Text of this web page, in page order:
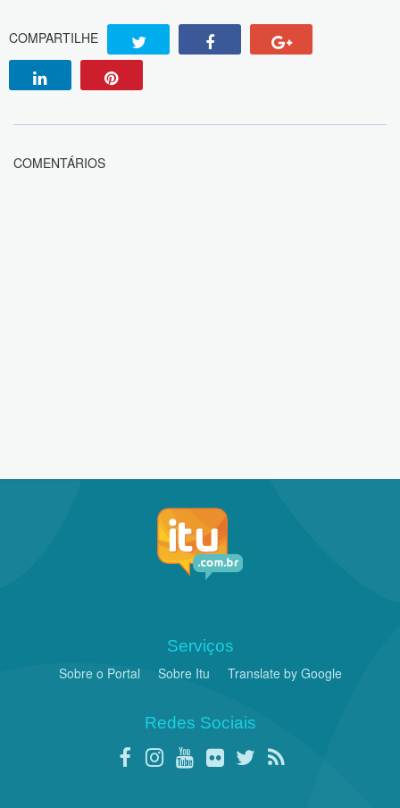
COMPARTILHE
COMENTÁRIOS
Serviços
Sobre o Portal Sobre Itu Translate by Google
Redes Sociais